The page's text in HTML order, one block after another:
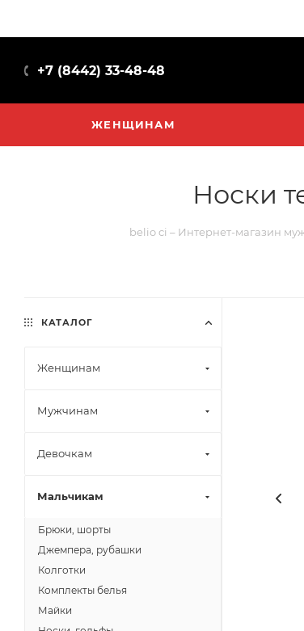
+7 (8442) 33-48-48
ЖЕНЩИНАМ
Носки
belio ci – Интернет-магазин
КАТАЛОГ
Женщинам
Мужчинам
Девочкам
Мальчикам
Брюки, шорты
Джемпера, рубашки
Колготки
Комплекты белья
Майки